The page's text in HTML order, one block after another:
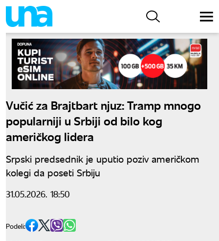
Vučić za Brajtbart njuz: Tramp mnogo
popularniji u Srbiji od bilo kog
američkog lidera
Srpski predsednik je uputio poziv američkom
kolegi da poseti Srbiju
31.05.2026. 18:50
Podeli: